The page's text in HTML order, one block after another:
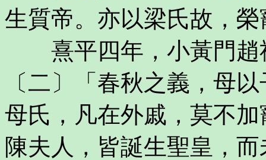
生質帝。亦以梁氏故，
熹平四年，小黃門趙
〔二〕「春秋之義，母
母氏，凡在外戚，莫不
陳夫人，皆誕生聖皇，